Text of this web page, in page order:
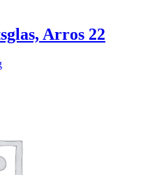
Arros 22